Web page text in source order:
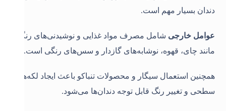
دندان بسیار مهم است.
عوامل خارجی شامل مصرف مواد غذایی و نوشیدنی‌های رنگی
مانند چای، قهوه، نوشابه‌های گازدار و سس‌های رنگی است.
همچنین استعمال سیگار و محصولات تنباکو باعث ایجاد لکه‌های
سطحی و تغییر رنگ قابل توجه دندان‌ها می‌شود.